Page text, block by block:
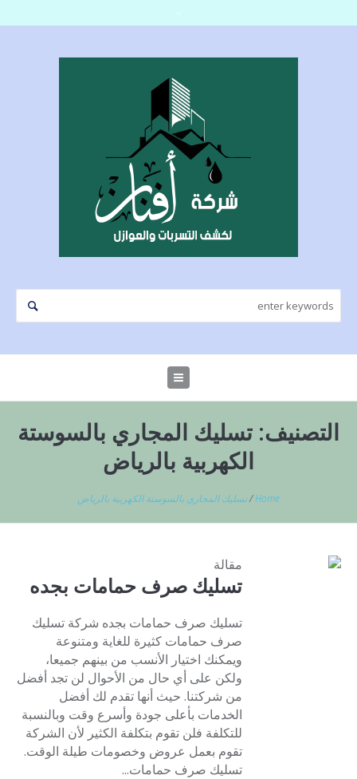
التصنيف: تسليك المجاري بالسوستة
الكهربية بالرياض
Home
/تسليك المجاري بالسوستة الكهربية بالرياض
مقالة
تسليك صرف حمامات بجده
تسليك صرف حمامات بجده شركة تسليك
صرف حمامات كثيرة للغاية ومتنوعة
ويمكنك اختيار الأنسب من بينهم جميعا،
ولكن على أي حال من الأحوال لن تجد أفضل
من شركتنا. حيث أنها تقدم لك أفضل
الخدمات بأعلى جودة وأسرع وقت وبالنسبة
للتكلفة فلن تقوم بتكلفة الكثير لأن الشركة
تقوم بعمل عروض وخصومات طيلة الوقت.
تسليك صرف حمامات...